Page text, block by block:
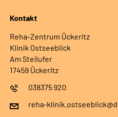
Kontakt
Reha-Zentrum Ückeritz
Klinik Ostseeblick
Am Steilufer
17459 Ückeritz
038375 920
reha-